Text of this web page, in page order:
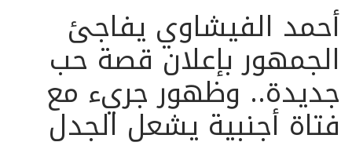
أحمد الفيشاوي يفاجئ
الجمهور بإعلان قصة حب
جديدة.. وظهور جريء مع
فتاة أجنبية يشعل الجدل